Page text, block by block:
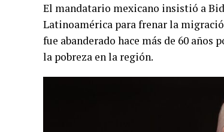
El mandatario mexicano insistió a
Latinoamérica para frenar la
fue abanderado hace más de 60 años
la pobreza en la región.